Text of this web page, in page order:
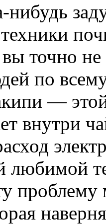
нибудь
точно
по
—
внутри
любимой